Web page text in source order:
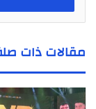
ب
د
ك
ا
مقالات ذات